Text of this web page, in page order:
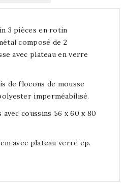
3 pièces en rotin
composé de 2
avec plateau en verre
de flocons de mousse
imperméabilisé.
coussins 56 x 60 x 80
avec plateau verre ep.